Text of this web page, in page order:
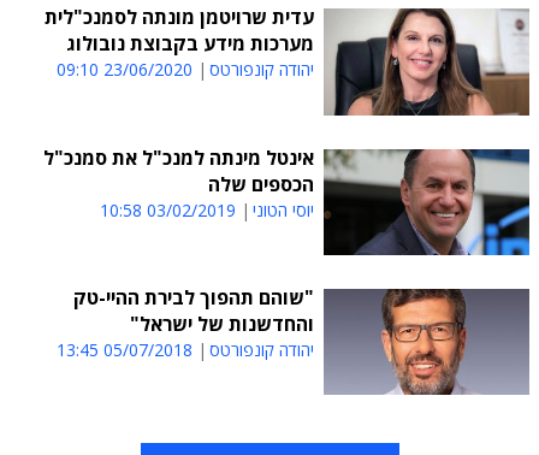
עדית שרויטמן מונתה לסמנכ"לית
מערכות מידע בקבוצת נובולוג
יהודה קונפורטס 23/06/2020 09:10
אינטל מינתה למנכ"ל את סמנכ"ל
הכספים שלה
יוסי הטוני 03/02/2019 10:58
"שוהם תהפוך לבירת ההיי-טק
והחדשנות של ישראל"
יהודה קונפורטס 05/07/2018 13:45